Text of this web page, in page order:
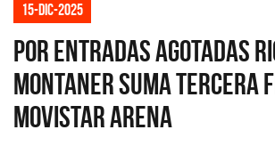
15-dic-2025
Por entradas agotadas
Montaner suma tercera
Movistar Arena